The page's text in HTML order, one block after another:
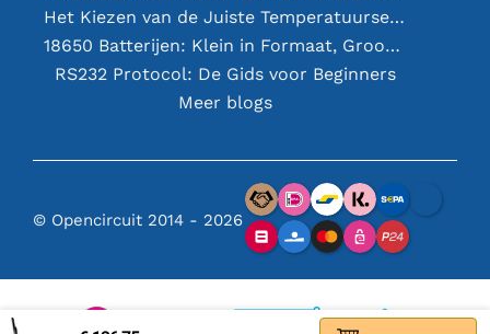
Het Kiezen van de Juiste Temperatuursensor [youtube]
18650 Batterijen: Klein in Formaat, Groot in Prestatie
RS232 Protocol: De Gids voor Beginners
Meer blogs
© Opencircuit 2014 - 2026